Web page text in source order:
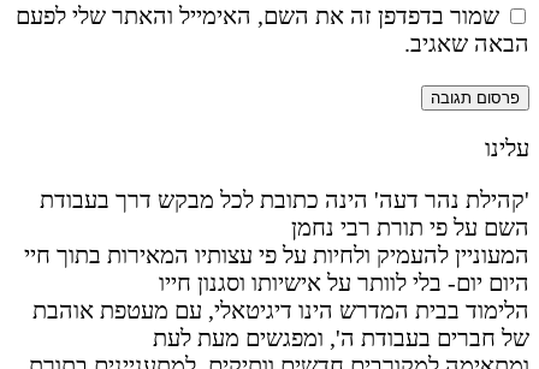
שמור בדפדפן זה את השם, האימייל והאתר שלי לפעם
הבאה שאגיב.
עלינו
'קהילת נהר דעה' הינה כתובת לכל מבקש דרך בעבודת
השם על פי תורת רבי נחמן
המעוניין להעמיק ולחיות על פי עצותיו המאירות בתוך חיי
היום יום- בלי לוותר על אישיותו וסגנון חייו
הלימוד בבית המדרש הינו דיגיטאלי, עם מעטפת אוהבת
של חברים בעבודת ה', ומפגשים מעת לעת